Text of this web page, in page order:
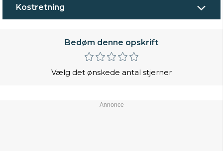
Kostretning
Bedøm denne opskrift
Vælg det ønskede antal stjerner